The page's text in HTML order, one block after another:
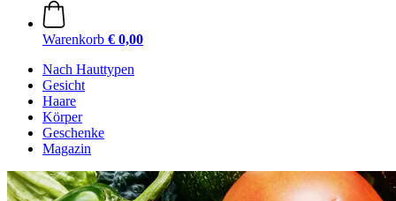
Warenkorb € 0,00
Nach Hauttypen
Gesicht
Haare
Körper
Geschenke
Magazin